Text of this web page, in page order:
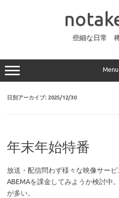
ッ
プ
些細な日常
Menu
日別アーカイブ: 2025/12/30
年末年始特番
放送・配信問わず様々な映像サー
ABEMAを課金してみようか検討中
が多い。